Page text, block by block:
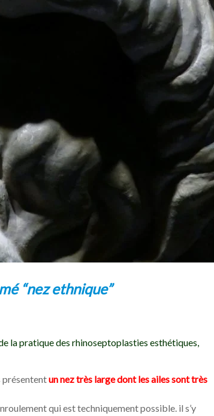
“nez ethnique”
la pratique des rhinoseptoplasties esthétiques,
présententun nez très large dont les ailes sont très
qui est techniquement possible. il s’y